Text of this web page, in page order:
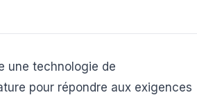
une technologie de
pour répondre aux exigences